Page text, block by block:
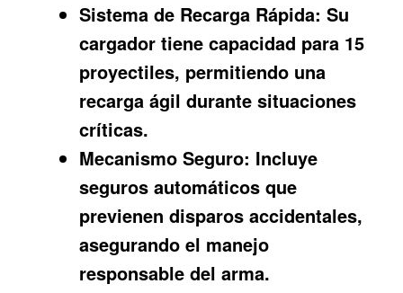
Sistema de Recarga Rápida: Su
cargador tiene capacidad para 15
proyectiles, permitiendo una
recarga ágil durante situaciones
críticas.
Mecanismo Seguro: Incluye
seguros automáticos que
previenen disparos accidentales,
asegurando el manejo
responsable del arma.